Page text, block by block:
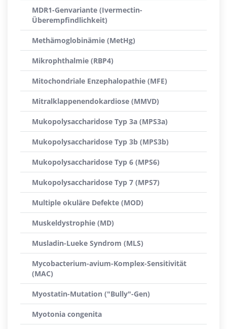
MDR1-Genvariante (Ivermectin-
Überempfindlichkeit)
Methämoglobinämie (MetHg)
Mikrophthalmie (RBP4)
Mitochondriale Enzephalopathie (MFE)
Mitralklappenendokardiose (MMVD)
Mukopolysaccharidose Typ 3a (MPS3a)
Mukopolysaccharidose Typ 3b (MPS3b)
Mukopolysaccharidose Typ 6 (MPS6)
Mukopolysaccharidose Typ 7 (MPS7)
Multiple okuläre Defekte (MOD)
Muskeldystrophie (MD)
Musladin-Lueke Syndrom (MLS)
Mycobacterium-avium-Komplex-Sensitivität
(MAC)
Myostatin-Mutation ("Bully"-Gen)
Myotonia congenita